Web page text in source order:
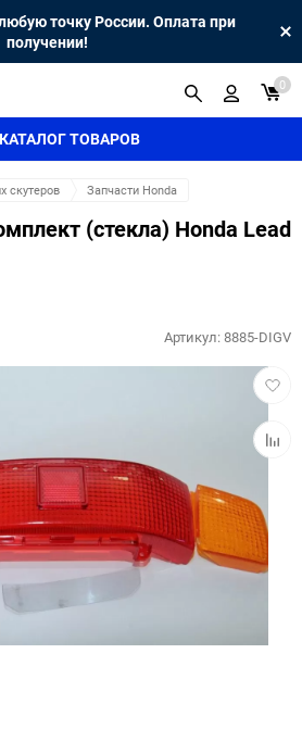
точку России. Оплата при
получении!
КАТАЛОГ ТОВАРОВ
0
скутеров Запчасти Honda
(стекла) Honda Lead
в
к
Артикул:8885-DIGV